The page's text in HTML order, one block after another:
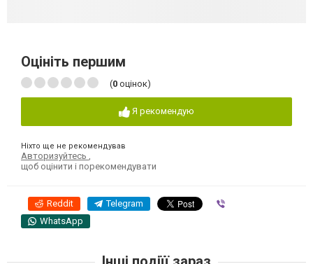
Оцініть першим
(0 оцінок)
Я рекомендую
Ніхто ще не рекомендував
Авторизуйтесь
щоб оцінити і порекомендувати
Reddit Telegram
WhatsApp